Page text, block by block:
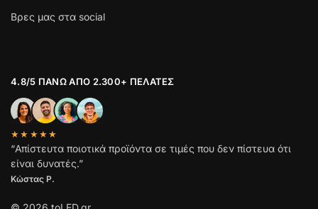
Βρες μας στα social
4.8/5 ΠΆΝΩ ΑΠΌ 2.300+ ΠΕΛΆΤΕΣ
★★★★★
“Απίστευτα ποιοτικά προϊόντα σε τιμές που δεν πίστευα ότι
είναι δυνατές.”
Κώστας Ρ.